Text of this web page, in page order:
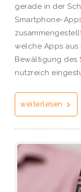
gerade in der
Smartphone-
welche Apps aus
Bewältigung des
nutzreich
weiterlesen